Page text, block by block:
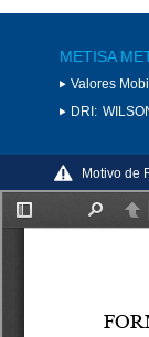
METISA
Valores
DRI:
Motivo de